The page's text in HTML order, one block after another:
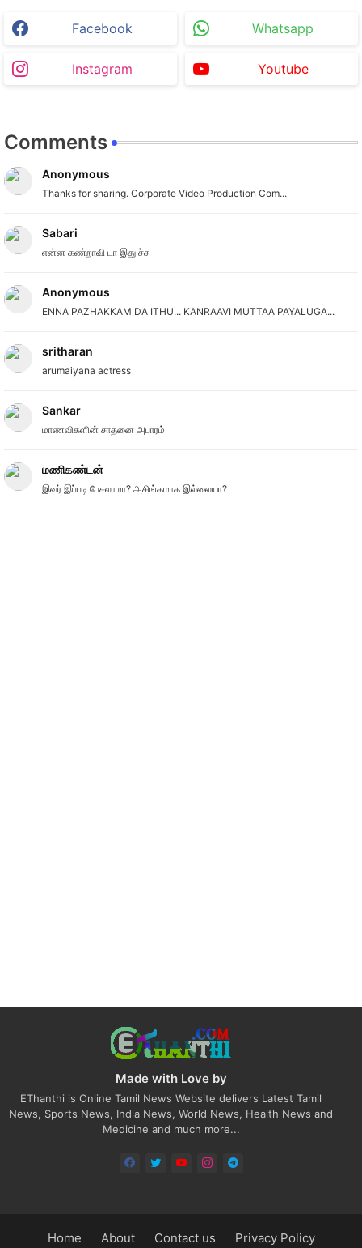
Facebook Whatsapp
Instagram Youtube
Comments
Anonymous
Thanks for sharing. Corporate Video Production Com...
Sabari
என்ன கண்றாவி டா இது ச்ச
Anonymous
ENNA PAZHAKKAM DA ITHU... KANRAAVI MUTTAA PAYALUGA...
sritharan
arumaiyana actress
Sankar
மாணவிகளின் சாதனை அபாரம்
மணிகண்டன்
இவர் இப்படி பேசலாமா? அசிங்கமாக இல்லையா?
Made with Love by
EThanthi is Online Tamil News Website delivers Latest Tamil
News, Sports News, India News, World News, Health News and
Medicine and much more...
Home About Contact us Privacy Policy